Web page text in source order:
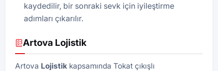
kaydedilir, bir sonraki sevk için iyileştirme
adımları çıkarılır.
Artova Lojistik
Artova Lojistik kapsamında Tokat çıkışlı